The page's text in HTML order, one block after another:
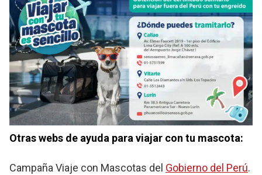
Otras webs de ayuda para viajar con tu mascota:
Campaña Viaje con Mascotas del Gobierno del Perú.